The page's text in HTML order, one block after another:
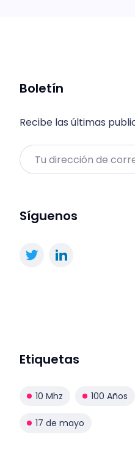
Boletín
Recibe las últimas
Email
Síguenos
Etiquetas
10 Mhz 100 Años
17 de mayo